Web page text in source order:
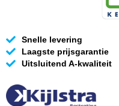
Snelle levering
Laagste prijsgarantie
Uitsluitend A-kwaliteit